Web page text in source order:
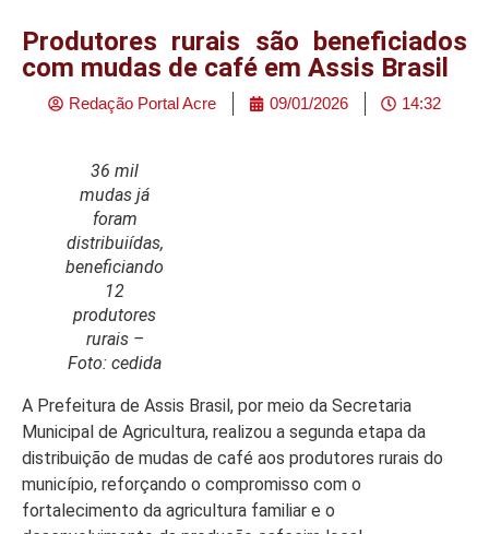
Início
Últimas
Notícias
Agenda
Cultural
Produtores rurais são beneficiados
com mudas de café em Assis Brasil
Redação Portal Acre 09/01/2026 14:32
36 mil
mudas já
foram
distribuiídas,
beneficiando
12
produtores
rurais –
Foto: cedida
A Prefeitura de Assis Brasil, por meio da Secretaria
Municipal de Agricultura, realizou a segunda etapa da
distribuição de mudas de café aos produtores rurais do
município, reforçando o compromisso com o
fortalecimento da agricultura familiar e o